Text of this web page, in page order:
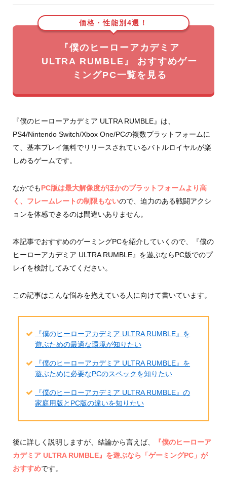
価格・性能別4選！
『僕のヒーローアカデミア
ULTRA RUMBLE』 おすすめゲー
ミングPC一覧を見る
『僕のヒーローアカデミア ULTRA RUMBLE』は、
PS4/Nintendo Switch/Xbox One/PCの複数プラットフォームに
て、基本プレイ無料でリリースされているバトルロイヤルが楽
しめるゲームです。
なかでもPC版は最大解像度がほかのプラットフォームより高
く、フレームレートの制限もないので、迫力のある戦闘アクシ
ョンを体感できるのは間違いありません。
本記事でおすすめのゲーミングPCを紹介していくので、『僕の
ヒーローアカデミア ULTRA RUMBLE』を遊ぶならPC版でのプ
レイを検討してみてください。
この記事はこんな悩みを抱えている人に向けて書いています。
『僕のヒーローアカデミア ULTRA RUMBLE』を
遊ぶための最適な環境が知りたい
『僕のヒーローアカデミア ULTRA RUMBLE』を
遊ぶために必要なPCのスペックを知りたい
『僕のヒーローアカデミア ULTRA RUMBLE』の
家庭用版とPC版の違いを知りたい
後に詳しく説明しますが、結論から言えば、
『僕のヒーローア
カデミア ULTRA RUMBLE』を遊ぶなら「ゲーミングPC」が
おすすめです。